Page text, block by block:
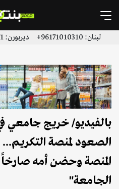
لبنان: 96171010310+ ديربورن: 13137751171+ | 13136996923+
بالفيديو/ خريج جامعي
الصعود لمنصة
المنصة وحضن أمه
الجامعة"